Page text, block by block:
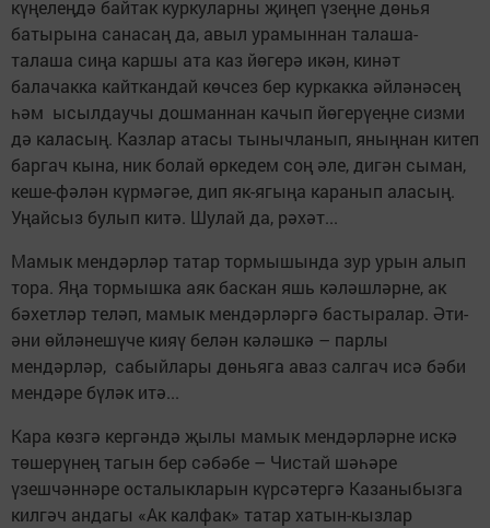
күңелеңдә байтак куркуларны җиңеп үзеңне дөнья
батырына санасаң да, авыл урамыннан талаша-
талаша сиңа каршы ата каз йөгерә икән, кинәт
балачакка кайткандай көчсез бер куркакка әйләнәсең
һәм ысылдау­чы дошманнан качып йөгерүеңне сизми
дә каласың. Казлар атасы тынычланып, яныңнан китеп
баргач кына, ник болай өркедем соң әле, дигән сыман,
кеше-фәлән күрмәгәе, дип як-ягыңа каранып аласың.
Уңайсыз булып китә. Шулай да, рәхәт...
Мамык мендәрләр татар тормышында зур урын алып
тора. Яңа тормышка аяк баскан яшь кәләшләрне, ак
бәхетләр теләп, мамык мендәрләргә бастыралар. Әти-
әни өйләнешүче кияү белән кәләшкә – парлы
мендәрләр, сабыйлары дөньяга аваз салгач исә бәби
мендәре бүләк итә...
Кара көзгә кергәндә җылы мамык мендәрләрне искә
төшерүнең тагын бер сәбәбе – Чистай шәһәре
үзешчәннәре осталык­ларын күрсәтергә Казаныбызга
килгәч андагы «Ак калфак» татар хатын-кызлар